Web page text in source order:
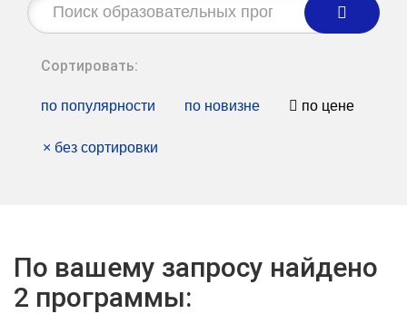
поиска:
Сортировать:
по популярности по новизне по цене
× без сортировки
По вашему запросу найдено
2 программы: